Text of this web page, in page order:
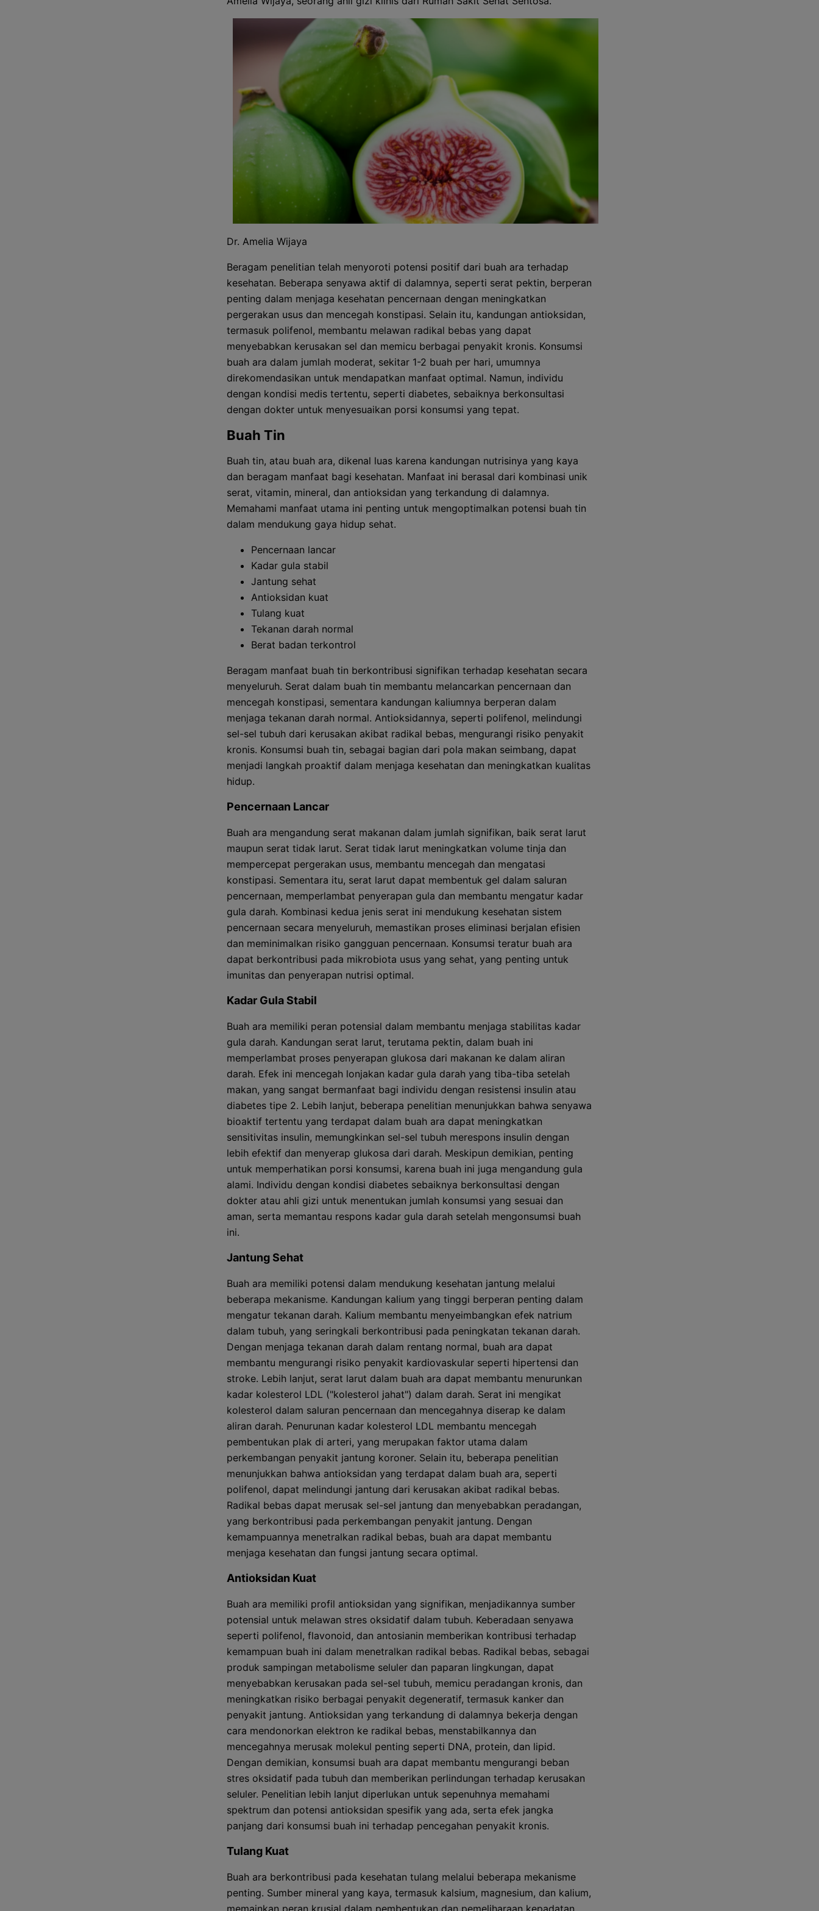
Dr. Amelia Wijaya
Beragam penelitian telah menyoroti potensi positif dari buah ara terhadap
kesehatan. Beberapa senyawa aktif di dalamnya, seperti serat pektin, berperan
penting dalam menjaga kesehatan pencernaan dengan meningkatkan
pergerakan usus dan mencegah konstipasi. Selain itu, kandungan antioksidan,
termasuk polifenol, membantu melawan radikal bebas yang dapat
menyebabkan kerusakan sel dan memicu berbagai penyakit kronis. Konsumsi
buah ara dalam jumlah moderat, sekitar 1-2 buah per hari, umumnya
direkomendasikan untuk mendapatkan manfaat optimal. Namun, individu
dengan kondisi medis tertentu, seperti diabetes, sebaiknya berkonsultasi
dengan dokter untuk menyesuaikan porsi konsumsi yang tepat.
Buah Tin
Buah tin, atau buah ara, dikenal luas karena kandungan nutrisinya yang kaya
dan beragam manfaat bagi kesehatan. Manfaat ini berasal dari kombinasi unik
serat, vitamin, mineral, dan antioksidan yang terkandung di dalamnya.
Memahami manfaat utama ini penting untuk mengoptimalkan potensi buah tin
dalam mendukung gaya hidup sehat.
Pencernaan lancar
Kadar gula stabil
Jantung sehat
Antioksidan kuat
Tulang kuat
Tekanan darah normal
Berat badan terkontrol
Beragam manfaat buah tin berkontribusi signifikan terhadap kesehatan secara
menyeluruh. Serat dalam buah tin membantu melancarkan pencernaan dan
mencegah konstipasi, sementara kandungan kaliumnya berperan dalam
menjaga tekanan darah normal. Antioksidannya, seperti polifenol, melindungi
sel-sel tubuh dari kerusakan akibat radikal bebas, mengurangi risiko penyakit
kronis. Konsumsi buah tin, sebagai bagian dari pola makan seimbang, dapat
menjadi langkah proaktif dalam menjaga kesehatan dan meningkatkan kualitas
hidup.
Pencernaan Lancar
Buah ara mengandung serat makanan dalam jumlah signifikan, baik serat larut
maupun serat tidak larut. Serat tidak larut meningkatkan volume tinja dan
mempercepat pergerakan usus, membantu mencegah dan mengatasi
konstipasi. Sementara itu, serat larut dapat membentuk gel dalam saluran
pencernaan, memperlambat penyerapan gula dan membantu mengatur kadar
gula darah. Kombinasi kedua jenis serat ini mendukung kesehatan sistem
pencernaan secara menyeluruh, memastikan proses eliminasi berjalan efisien
dan meminimalkan risiko gangguan pencernaan. Konsumsi teratur buah ara
dapat berkontribusi pada mikrobiota usus yang sehat, yang penting untuk
imunitas dan penyerapan nutrisi optimal.
Kadar Gula Stabil
Buah ara memiliki peran potensial dalam membantu menjaga stabilitas kadar
gula darah. Kandungan serat larut, terutama pektin, dalam buah ini
memperlambat proses penyerapan glukosa dari makanan ke dalam aliran
darah. Efek ini mencegah lonjakan kadar gula darah yang tiba-tiba setelah
makan, yang sangat bermanfaat bagi individu dengan resistensi insulin atau
diabetes tipe 2. Lebih lanjut, beberapa penelitian menunjukkan bahwa senyawa
bioaktif tertentu yang terdapat dalam buah ara dapat meningkatkan
sensitivitas insulin, memungkinkan sel-sel tubuh merespons insulin dengan
lebih efektif dan menyerap glukosa dari darah. Meskipun demikian, penting
untuk memperhatikan porsi konsumsi, karena buah ini juga mengandung gula
alami. Individu dengan kondisi diabetes sebaiknya berkonsultasi dengan
dokter atau ahli gizi untuk menentukan jumlah konsumsi yang sesuai dan
aman, serta memantau respons kadar gula darah setelah mengonsumsi buah
ini.
Jantung Sehat
Buah ara memiliki potensi dalam mendukung kesehatan jantung melalui
beberapa mekanisme. Kandungan kalium yang tinggi berperan penting dalam
mengatur tekanan darah. Kalium membantu menyeimbangkan efek natrium
dalam tubuh, yang seringkali berkontribusi pada peningkatan tekanan darah.
Dengan menjaga tekanan darah dalam rentang normal, buah ara dapat
membantu mengurangi risiko penyakit kardiovaskular seperti hipertensi dan
stroke. Lebih lanjut, serat larut dalam buah ara dapat membantu menurunkan
kadar kolesterol LDL ("kolesterol jahat") dalam darah. Serat ini mengikat
kolesterol dalam saluran pencernaan dan mencegahnya diserap ke dalam
aliran darah. Penurunan kadar kolesterol LDL membantu mencegah
pembentukan plak di arteri, yang merupakan faktor utama dalam
perkembangan penyakit jantung koroner. Selain itu, beberapa penelitian
menunjukkan bahwa antioksidan yang terdapat dalam buah ara, seperti
polifenol, dapat melindungi jantung dari kerusakan akibat radikal bebas.
Radikal bebas dapat merusak sel-sel jantung dan menyebabkan peradangan,
yang berkontribusi pada perkembangan penyakit jantung. Dengan
kemampuannya menetralkan radikal bebas, buah ara dapat membantu
menjaga kesehatan dan fungsi jantung secara optimal.
Antioksidan Kuat
Buah ara memiliki profil antioksidan yang signifikan, menjadikannya sumber
potensial untuk melawan stres oksidatif dalam tubuh. Keberadaan senyawa
seperti polifenol, flavonoid, dan antosianin memberikan kontribusi terhadap
kemampuan buah ini dalam menetralkan radikal bebas. Radikal bebas, sebagai
produk sampingan metabolisme seluler dan paparan lingkungan, dapat
menyebabkan kerusakan pada sel-sel tubuh, memicu peradangan kronis, dan
meningkatkan risiko berbagai penyakit degeneratif, termasuk kanker dan
penyakit jantung. Antioksidan yang terkandung di dalamnya bekerja dengan
cara mendonorkan elektron ke radikal bebas, menstabilkannya dan
mencegahnya merusak molekul penting seperti DNA, protein, dan lipid.
Dengan demikian, konsumsi buah ara dapat membantu mengurangi beban
stres oksidatif pada tubuh dan memberikan perlindungan terhadap kerusakan
seluler. Penelitian lebih lanjut diperlukan untuk sepenuhnya memahami
spektrum dan potensi antioksidan spesifik yang ada, serta efek jangka
panjang dari konsumsi buah ini terhadap pencegahan penyakit kronis.
Tulang Kuat
Buah ara berkontribusi pada kesehatan tulang melalui beberapa mekanisme
penting. Sumber mineral yang kaya, termasuk kalsium, magnesium, dan kalium,